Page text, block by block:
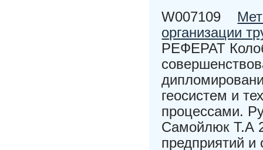
W007109
организации
РЕФЕРАТ
геосистем и
процессами.
Самойлюк Т.А
предприятий